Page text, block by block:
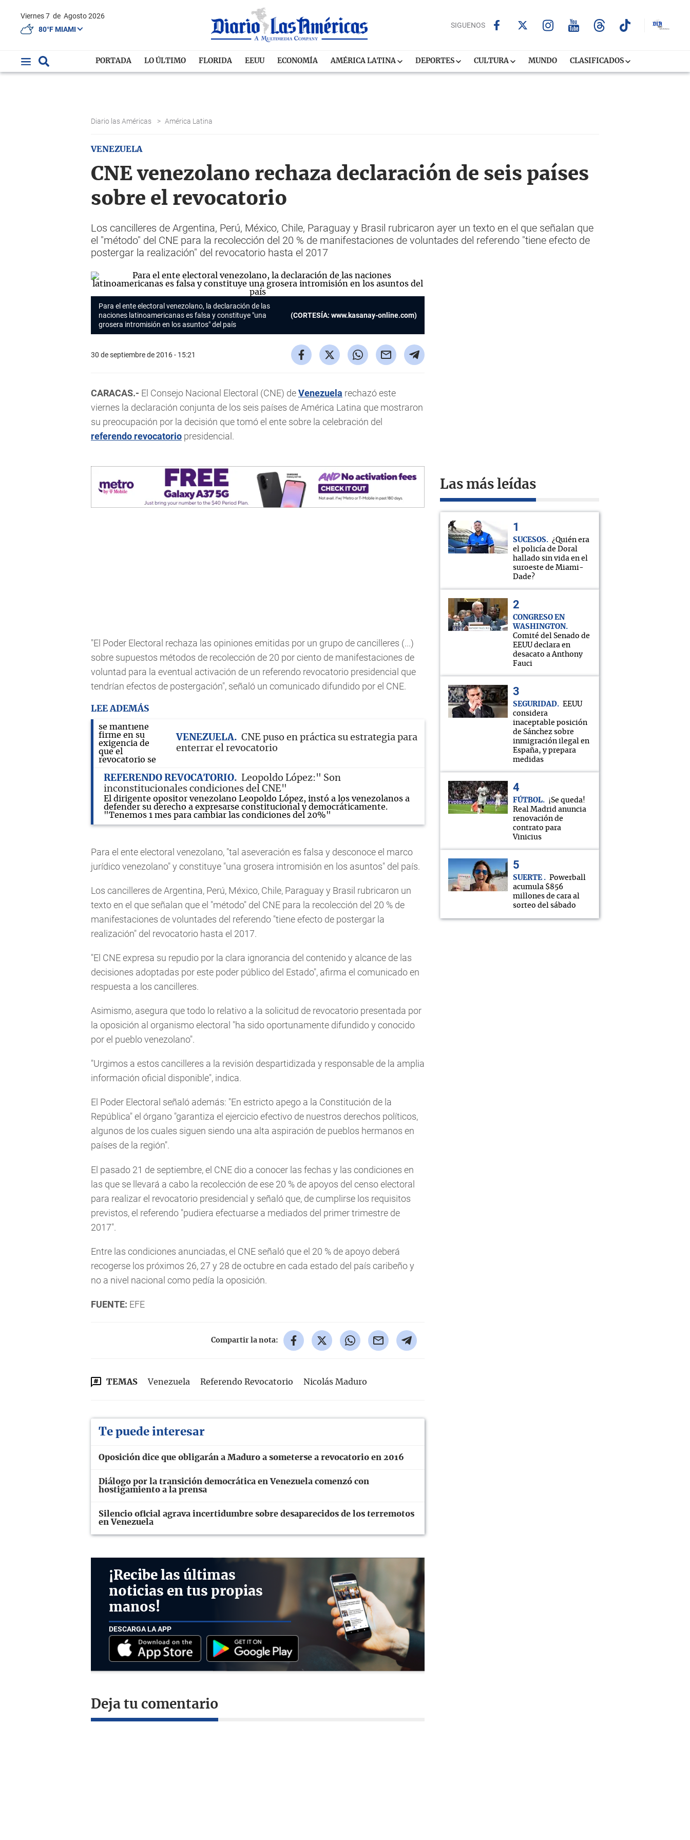
Viernes 7 de Agosto 2026
80°F MIAMI
SIGUENOS
PORTADA LO ÚLTIMO FLORIDA EEUU ECONOMÍA AMÉRICA LATINA DEPORTES CULTURA MUNDO CLASIFICADOS
Diario las Américas > América Latina
VENEZUELA
CNE venezolano rechaza declaración de seis países
sobre el revocatorio
Los cancilleres de Argentina, Perú, México, Chile, Paraguay y Brasil rubricaron ayer un texto en el que señalan que
el "método" del CNE para la recolección del 20 % de manifestaciones de voluntades del referendo "tiene efecto de
postergar la realización" del revocatorio hasta el 2017
Para el ente electoral venezolano, la declaración de las
naciones latinoamericanas es falsa y constituye "una
grosera intromisión en los asuntos" del país
(CORTESÍA: www.kasanay-online.com)
30 de septiembre de 2016 - 15:21
CARACAS.- El Consejo Nacional Electoral (CNE) deVenezuela rechazó este
viernes la declaración conjunta de los seis países de América Latina que mostraron
su preocupación por la decisión que tomó el ente sobre la celebración del
referendo revocatorio presidencial.
"El Poder Electoral rechaza las opiniones emitidas por un grupo de cancilleres (...)
sobre supuestos métodos de recolección de 20 por ciento de manifestaciones de
voluntad para la eventual activación de un referendo revocatorio presidencial que
tendrían efectos de postergación", señaló un comunicado difundido por el CNE.
LEE ADEMÁS
VENEZUELA
CNE puso en práctica su estrategia para
enterrar el revocatorio
REFERENDO REVOCATORIO
Leopoldo López:" Son
inconstitucionales condiciones del CNE"
El dirigente opositor venezolano Leopoldo López, instó a los venezolanos a
defender su derecho a expresarse constitucional y democráticamente.
"Tenemos 1 mes para cambiar las condiciones del 20%"
Para el ente electoral venezolano, "tal aseveración es falsa y desconoce el marco
jurídico venezolano" y constituye "una grosera intromisión en los asuntos" del país.
Los cancilleres de Argentina, Perú, México, Chile, Paraguay y Brasil rubricaron un
texto en el que señalan que el "método" del CNE para la recolección del 20 % de
manifestaciones de voluntades del referendo "tiene efecto de postergar la
realización" del revocatorio hasta el 2017.
"El CNE expresa su repudio por la clara ignorancia del contenido y alcance de las
decisiones adoptadas por este poder público del Estado", afirma el comunicado en
respuesta a los cancilleres.
Asimismo, asegura que todo lo relativo a la solicitud de revocatorio presentada por
la oposición al organismo electoral "ha sido oportunamente difundido y conocido
por el pueblo venezolano".
"Urgimos a estos cancilleres a la revisión despartidizada y responsable de la amplia
información oficial disponible", indica.
El Poder Electoral señaló además: "En estricto apego a la Constitución de la
República" el órgano "garantiza el ejercicio efectivo de nuestros derechos políticos,
algunos de los cuales siguen siendo una alta aspiración de pueblos hermanos en
países de la región".
El pasado 21 de septiembre, el CNE dio a conocer las fechas y las condiciones en
las que se llevará a cabo la recolección de ese 20 % de apoyos del censo electoral
para realizar el revocatorio presidencial y señaló que, de cumplirse los requisitos
previstos, el referendo "pudiera efectuarse a mediados del primer trimestre de
2017".
Entre las condiciones anunciadas, el CNE señaló que el 20 % de apoyo deberá
recogerse los próximos 26, 27 y 28 de octubre en cada estado del país caribeño y
no a nivel nacional como pedía la oposición.
FUENTE: EFE
Compartir la nota:
TEMAS Venezuela Referendo Revocatorio Nicolás Maduro
Te puede interesar
Oposición dice que obligarán a Maduro a someterse a revocatorio en 2016
Diálogo por la transición democrática en Venezuela comenzó con
hostigamiento a la prensa
Silencio oficial agrava incertidumbre sobre desaparecidos de los terremotos
en Venezuela
¡Recibe las últimas
noticias en tus propias
manos!
DESCARGA LA APP
Deja tu comentario
Las más leídas
SUCESOS
¿Quién era
el policía de Doral
hallado sin vida en el
suroeste de Miami-
Dade?
CONGRESO EN
WASHINGTON
Comité del Senado de
EEUU declara en
desacato a Anthony
Fauci
SEGURIDAD
EEUU
considera
inaceptable posición
de Sánchez sobre
inmigración ilegal en
España, y prepara
medidas
FÚTBOL
¡Se queda!
Real Madrid anuncia
renovación de
contrato para
Vinicius
SUERTE
Powerball
acumula $856
millones de cara al
sorteo del sábado